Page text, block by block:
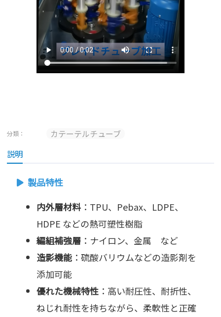
分類：
カテーテルチューブ
説明
製品特性
内外層材料 ：TPU、Pebax、LDPE、
HDPE などの熱可塑性樹脂
編組補強層 ：ナイロン、金属 など
造影機能 ：硫酸バリウムなどの造影剤を
添加可能
優れた機械特性 ：高い耐圧性、耐折性、
ねじれ耐性を持ちながら、柔軟性と正確